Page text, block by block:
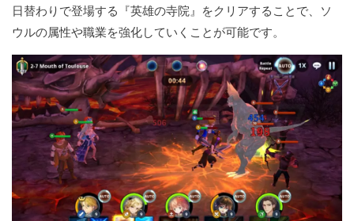
日替わりで登場する『英雄の寺院』をクリアすることで、ソ
ウルの属性や職業を強化していくことが可能です。